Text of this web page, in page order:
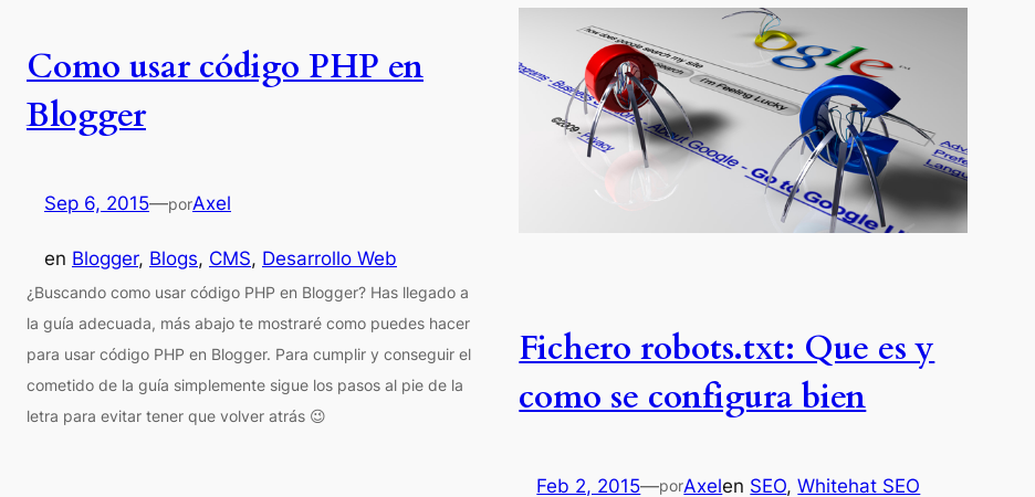
Como usar código PHP en
Blogger
Sep 6, 2015—porAxel
en Blogger, Blogs, CMS, Desarrollo Web
¿Buscando como usar código PHP en Blogger? Has llegado a
la guía adecuada, más abajo te mostraré como puedes hacer
para usar código PHP en Blogger. Para cumplir y conseguir el
cometido de la guía simplemente sigue los pasos al pie de la
letra para evitar tener que volver atrás 😉
Fichero robots.txt: Que es y
como se configura bien
Feb 2, 2015—porAxelen SEO, Whitehat SEO